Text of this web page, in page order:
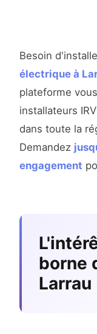
Besoin
électrique à
plateforme
installateurs
dans toute la
Demandez
engagement
borne
Larrau